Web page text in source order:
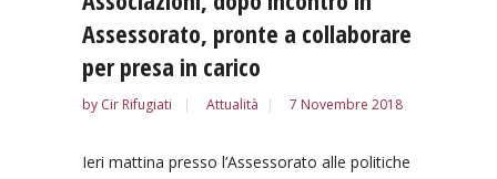
Assessorato, pronte a collaborare
per presa in carico
by Cir Rifugiati Attualità 7 Novembre 2018
Ieri mattina presso l’Assessorato alle politiche